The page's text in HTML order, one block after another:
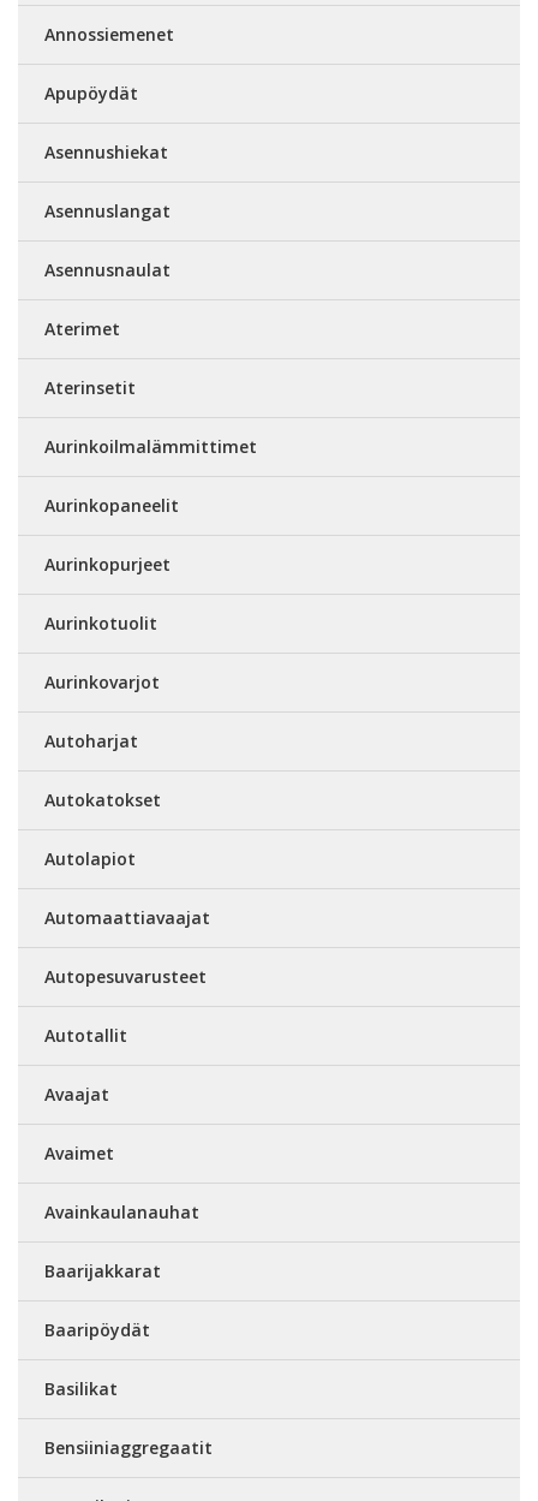
Annossiemenet
Apupöydät
Asennushiekat
Asennuslangat
Asennusnaulat
Aterimet
Aterinsetit
Aurinkoilmalämmittimet
Aurinkopaneelit
Aurinkopurjeet
Aurinkotuolit
Aurinkovarjot
Autoharjat
Autokatokset
Autolapiot
Automaattiavaajat
Autopesuvarusteet
Autotallit
Avaajat
Avaimet
Avainkaulanauhat
Baarijakkarat
Baaripöydät
Basilikat
Bensiiniaggregaatit